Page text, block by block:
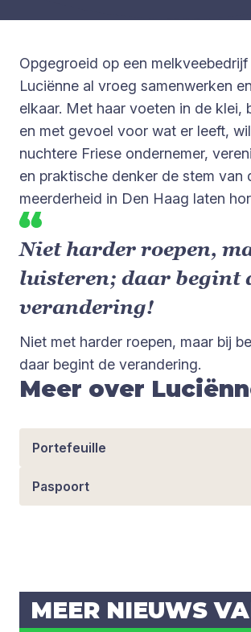
Opgegroeid op een
Luciënne al vroeg samenwerken
elkaar. Met haar voeten in de klei,
en met gevoel voor wat er leeft,
nuchtere Friese ondernemer,
en praktische denker de stem van
meerderheid in Den Haag laten
Niet harder roepen,
luisteren; daar begint
verandering!
Niet met harder roepen, maar bij
daar begint de verandering.
Meer over
Portefeuille
Paspoort
MEER NIEUWS